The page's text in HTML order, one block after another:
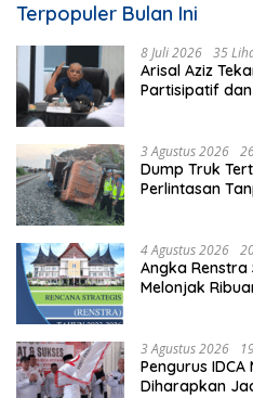
Terpopuler Bulan Ini
8 Juli 2026 35
Arisal Aziz
Partisipatif
3 Agustus 2026
Dump Truk
Perlintasan
4 Agustus 2026
Angka
Melonjak
3 Agustus 2026
Pengurus
Diharapkan